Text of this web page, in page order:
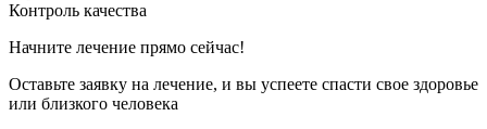
Контроль качества
Начните лечение прямо сейчас!
Оставьте заявку на лечение, и вы успеете спасти свое здоровье
или близкого человека